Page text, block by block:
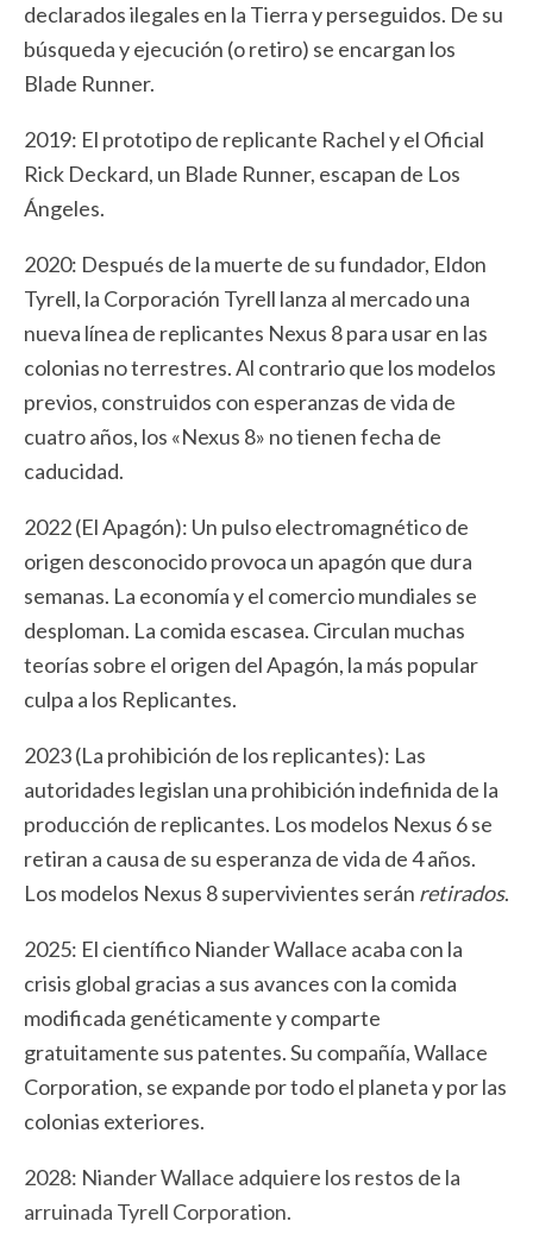
declarados ilegales en la Tierra y perseguidos. De su
búsqueda y ejecución (o retiro) se encargan los
Blade Runner.
2019: El prototipo de replicante Rachel y el Oficial
Rick Deckard, un Blade Runner, escapan de Los
Ángeles.
2020: Después de la muerte de su fundador, Eldon
Tyrell, la Corporación Tyrell lanza al mercado una
nueva línea de replicantes Nexus 8 para usar en las
colonias no terrestres. Al contrario que los modelos
previos, construidos con esperanzas de vida de
cuatro años, los «Nexus 8» no tienen fecha de
caducidad.
2022 (El Apagón): Un pulso electromagnético de
origen desconocido provoca un apagón que dura
semanas. La economía y el comercio mundiales se
desploman. La comida escasea. Circulan muchas
teorías sobre el origen del Apagón, la más popular
culpa a los Replicantes.
2023 (La prohibición de los replicantes): Las
autoridades legislan una prohibición indefinida de la
producción de replicantes. Los modelos Nexus 6 se
retiran a causa de su esperanza de vida de 4 años.
Los modelos Nexus 8 supervivientes serán retirados.
2025: El científico Niander Wallace acaba con la
crisis global gracias a sus avances con la comida
modificada genéticamente y comparte
gratuitamente sus patentes. Su compañía, Wallace
Corporation, se expande por todo el planeta y por las
colonias exteriores.
2028: Niander Wallace adquiere los restos de la
arruinada Tyrell Corporation.